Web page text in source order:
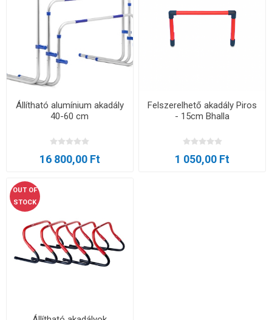
Állítható alumínium akadály
40-60 cm
16 800,00 Ft
Felszerelhető akadály Piros
- 15cm Bhalla
1 050,00 Ft
OUT OF
STOCK